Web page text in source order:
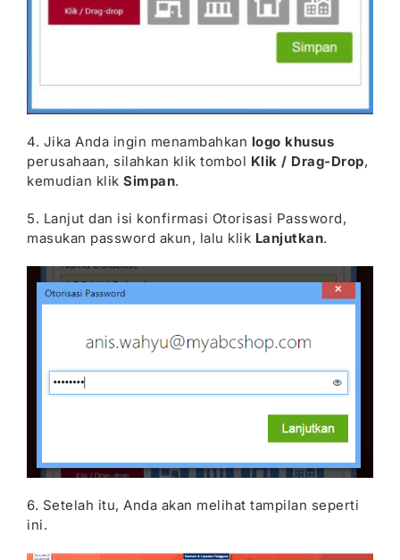
4. Jika Anda ingin menambahkan logo khusus
perusahaan, silahkan klik tombol Klik / Drag-Drop,
kemudian klik Simpan.
5. Lanjut dan isi konfirmasi Otorisasi Password,
masukan password akun, lalu klik Lanjutkan.
6. Setelah itu, Anda akan melihat tampilan seperti
ini.